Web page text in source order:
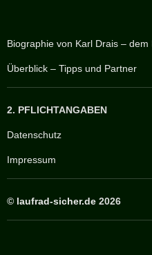
Biographie von Karl Drais –
Überblick – Tipps und Partner
2. PFLICHTANGABEN
Datenschutz
Impressum
© laufrad-sicher.de 2026